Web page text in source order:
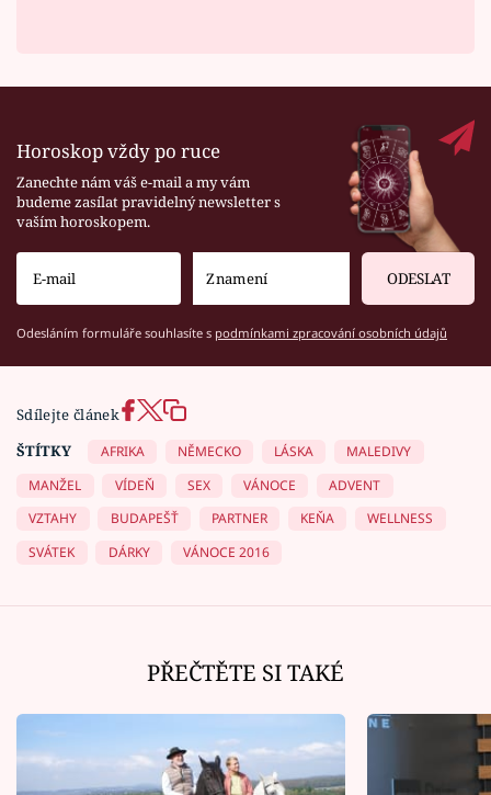
Horoskop vždy po ruce
Zanechte nám váš e-mail a my vám
budeme zasílat pravidelný newsletter s
vaším horoskopem.
ODESLAT
Odesláním formuláře souhlasíte s podmínkami zpracování osobních údajů
Sdílejte článek
ŠTÍTKY
AFRIKA NĚMECKO LÁSKA
MALEDIVY
MANŽEL
VÍDEŇ SEX VÁNOCE
ADVENT
VZTAHY
BUDAPEŠŤ PARTNER KEŇA
WELLNESS
SVÁTEK
DÁRKY VÁNOCE 2016
PŘEČTĚTE SI TAKÉ